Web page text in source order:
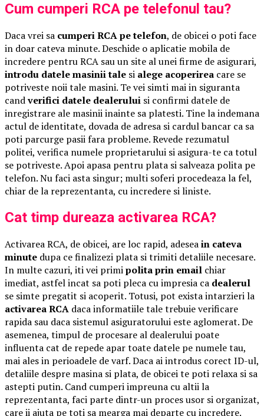
Cum cumperi RCA pe telefonul tau?
Daca vrei sa cumperi RCA pe telefon, de obicei o poti face
in doar cateva minute. Deschide o aplicatie mobila de
incredere pentru RCA sau un site al unei firme de asigurari,
introdu datele masinii tale si alege acoperirea care se
potriveste noii tale masini. Te vei simti mai in siguranta
candverifici datele dealerului si confirmi datele de
inregistrare ale masinii inainte sa platesti. Tine la indemana
actul de identitate, dovada de adresa si cardul bancar ca sa
poti parcurge pasii fara probleme. Revede rezumatul
politei, verifica numele proprietarului si asigura-te ca totul
se potriveste. Apoi apasa pentru plata si salveaza polita pe
telefon. Nu faci asta singur; multi soferi procedeaza la fel,
chiar de la reprezentanta, cu incredere si liniste.
Cat timp dureaza activarea RCA?
Activarea RCA, de obicei, are loc rapid, adeseain cateva
minute dupa ce finalizezi plata si trimiti detaliile necesare.
In multe cazuri, iti vei primipolita prin email chiar
imediat, astfel incat sa poti pleca cu impresia ca dealerul
se simte pregatit si acoperit. Totusi, pot exista intarzieri la
activarea RCA daca informatiile tale trebuie verificare
rapida sau daca sistemul asiguratorului este aglomerat. De
asemenea, timpul de procesare al dealerului poate
influenta cat de repede apar toate datele pe numele tau,
mai ales in perioadele de varf. Daca ai introdus corect ID-ul,
detaliile despre masina si plata, de obicei te poti relaxa si sa
astepti putin. Cand cumperi impreuna cu altii la
reprezentanta, faci parte dintr-un proces usor si organizat,
care ii ajuta pe toti sa mearga mai departe cu incredere.